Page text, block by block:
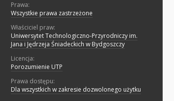
Prawa:
Wszystkie prawa zastrzeżone
Właściciel praw:
Uniwersytet Technologiczno-Przyrodniczy im.
Jana i Jędrzeja Śniadeckich w Bydgoszczy
Licencja:
Porozumienie UTP
Prawa dostępu:
Dla wszystkich w zakresie dozwolonego użytku